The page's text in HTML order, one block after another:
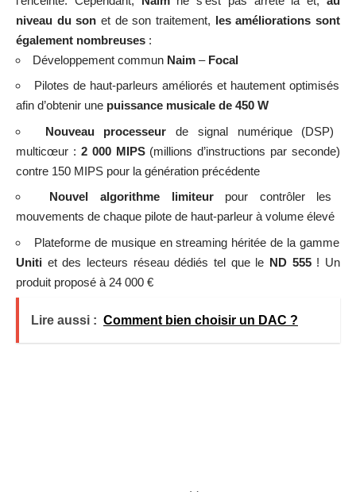
niveau du son et de son traitement, les améliorations sont
également nombreuses :
Développement commun Naim – Focal
Pilotes de haut-parleurs améliorés et hautement optimisés
afin d’obtenir une puissance musicale de 450 W
Nouveau processeur de signal numérique (DSP)
multicœur : 2 000 MIPS(millions d’instructions par seconde)
contre 150 MIPS pour la génération précédente
Nouvel algorithme limiteurpour contrôler les
mouvements de chaque pilote de haut-parleur à volume élevé
Plateforme de musique en streaming héritée de la gamme
Uniti et des lecteurs réseau dédiés tel que le ND 555! Un
produit proposé à 24 000 €
Lire aussi : Comment bien choisir un DAC ?